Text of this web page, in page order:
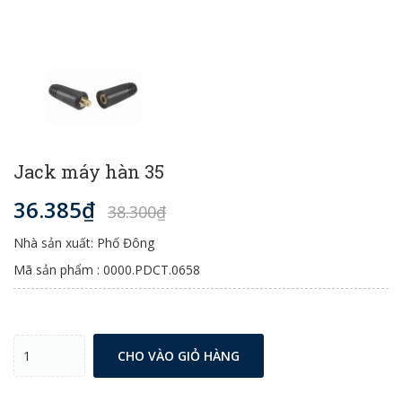
Jack máy hàn 35
36.385₫ 38.300₫
Nhà sản xuất: Phố Đông
Mã sản phẩm : 0000.PDCT.0658
CHO VÀO GIỎ HÀNG